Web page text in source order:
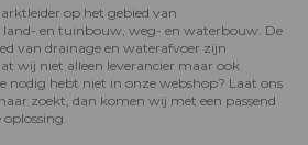
op het gebied van
en tuinbouw, weg- en waterbouw. De
van drainage en waterafvoer zijn
wij niet alleen leverancier maar ook
nodig hebt niet in onze webshop? Laat ons
zoekt, dan komen wij met een passend